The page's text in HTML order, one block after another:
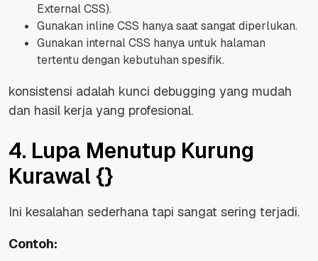
External CSS).
Gunakan inline CSS hanya saat sangat diperlukan.
Gunakan internal CSS hanya untuk halaman
tertentu dengan kebutuhan spesifik.
konsistensi adalah kunci debugging yang mudah
dan hasil kerja yang profesional.
4. Lupa Menutup Kurung
Kurawal {}
Ini kesalahan sederhana tapi sangat sering terjadi.
Contoh: